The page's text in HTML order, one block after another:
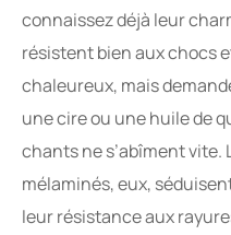
connaissez déjà leur
résistent bien aux chocs
chaleureux, mais
une cire ou une huile de
chants ne s’abîment vite.
mélaminés, eux,
leur résistance aux